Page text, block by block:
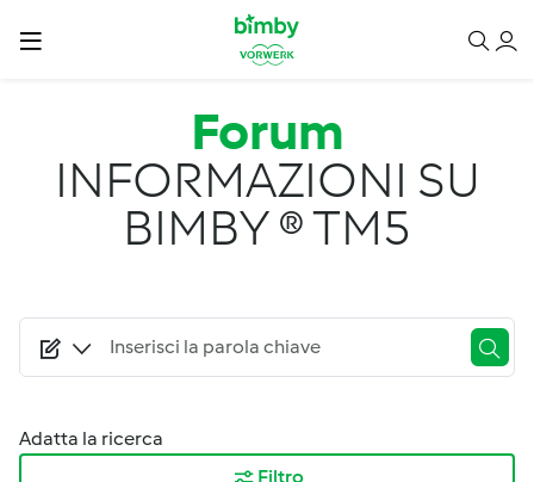
Salta al contenuto principale
Forum
INFORMAZIONI SU
BIMBY ® TM5
Adatta la ricerca
Filtro